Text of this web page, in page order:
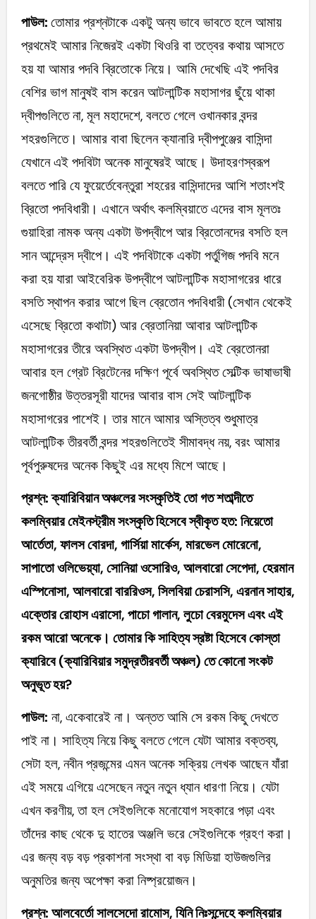
পাউল: তোমার প্রশ্নটাকে একটু অন্য ভাবে ভাবতে হলে আমায়
প্রথমেই আমার নিজেরই একটা থিওরি বা তত্বের কথায় আসতে
হয় যা আমার পদবি ব্রিতোকে নিয়ে। আমি দেখেছি এই পদবির
বেশির ভাগ মানুষই বাস করেন আটলান্টিক মহাসাগর ছুঁয়ে থাকা
দ্বীপগুলিতে না, মূল মহাদেশে, বলতে গেলে ওখানকার বন্দর
শহরগুলিতে। আমার বাবা ছিলেন ক্যানারি দ্বীপপুঞ্জের বাসিন্দা
যেখানে এই পদবিটা অনেক মানুষেরই আছে। উদাহরণস্বরূপ
বলতে পারি যে ফুয়ের্তেবেন্তুরা শহরের বাসিন্দাদের আশি শতাংশই
ব্রিতো পদবিধারী। এখানে অর্থাৎ কলম্বিয়াতে এদের বাস মূলতঃ
গুয়াহিরা নামক অন্য একটা উপদ্বীপে আর ব্রিতোনদের বসতি হল
সান আন্দ্রেস দ্বীপে। এই পদবিটাকে একটা পর্তুগিজ পদবি মনে
করা হয় যারা আইবেরিক উপদ্বীপে আটলান্টিক মহাসাগরের ধারে
বসতি স্থাপন করার আগে ছিল ব্রেতোন পদবিধারী (সেখান থেকেই
এসেছে ব্রিতো কথাটা) আর ব্রেতানিয়া আবার আটলান্টিক
মহাসাগরের তীরে অবস্থিত একটা উপদ্বীপ। এই ব্রেতোনরা
আবার হল গ্রেট ব্রিটেনের দক্ষিণ পূর্বে অবস্থিত সেল্টিক ভাষাভাষী
জনগোষ্ঠীর উত্তরসূরী যাদের আবার বাস সেই আটলান্টিক
মহাসাগরের পাশেই। তার মানে আমার অস্তিত্ব শুধুমাত্র
আটলান্টিক তীরবর্তী বন্দর শহরগুলিতেই সীমাবদ্ধ নয়, বরং আমার
পূর্বপুরুষদের অনেক কিছুই এর মধ্যে মিশে আছে।
প্রশ্ন: ক্যারিবিয়ান অঞ্চলের সংস্কৃতিই তো গত শতাব্দীতে
কলম্বিয়ার মেইনস্ট্রীম সংস্কৃতি হিসেবে স্বীকৃত হত: নিয়েতো
আর্তেতা, ফালস বোরদা, গার্সিয়া মার্কেস, মারভেল মোরেনো,
সাপাতো ওলিভেয়্যা, সোনিয়া ওসোরিও, আলবারো সেপেদা, হেরমান
এস্পিনোসা, আলবারো বাররিওস, সিলবিয়া চেরাসসি, এরনান সাহার,
এক্তোর রোহাস এরাসো, পাচো গালান, লুচো বেরমুদেস এবং এই
রকম আরো অনেকে। তোমার কি সাহিত্য স্রষ্টা হিসেবে কোস্তা
ক্যারিবে (ক্যারিবিয়ার সমুদ্রতীরবর্তী অঞ্চল) তে কোনো সংকট
অনুভূত হয়?
পাউল: না, একেবারেই না। অন্তত আমি সে রকম কিছু দেখতে
পাই না। সাহিত্য নিয়ে কিছু বলতে গেলে যেটা আমার বক্তব্য,
সেটা হল, নবীন প্রজন্মের এমন অনেক সক্রিয় লেখক আছেন যাঁরা
এই সময়ে এগিয়ে এসেছেন নতুন নতুন ধ্যান ধারণা নিয়ে। যেটা
এখন করণীয়, তা হল সেইগুলিকে মনোযোগ সহকারে পড়া এবং
তাঁদের কাছ থেকে দু হাতের অঞ্জলি ভরে সেইগুলিকে গ্রহণ করা।
এর জন্য বড় বড় প্রকাশনা সংস্থা বা বড় মিডিয়া হাউজগুলির
অনুমতির জন্য অপেক্ষা করা নিষ্প্রয়োজন।
প্রশ্ন: আলবের্তো সালসেদো রামোস, যিনি নিঃসন্দেহে কলম্বিয়ার